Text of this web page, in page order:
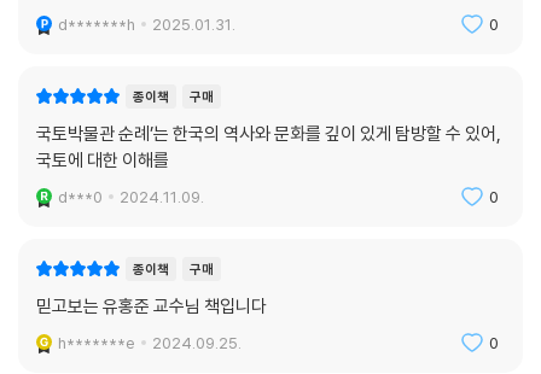
d*******h 2025.01.31. 0
종이책 구매
국토박물관 순례’는 한국의 역사와 문화를 깊이 있게 탐방할 수 있어,
국토에 대한 이해를
d***0 2024.11.09. 0
종이책 구매
믿고보는 유홍준 교수님 책입니다
h*******e 2024.09.25. 0